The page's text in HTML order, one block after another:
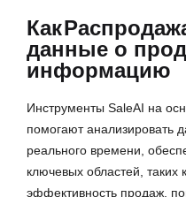
Как
данные о
информацию
Инструменты SaleAI на
помогают анализировать
реального времени,
ключевых областей, таких
эффективность продаж,